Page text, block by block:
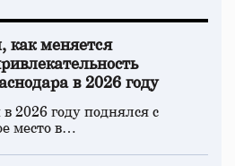
как меняется
в 2026 году
2026 году поднялся с
место в…